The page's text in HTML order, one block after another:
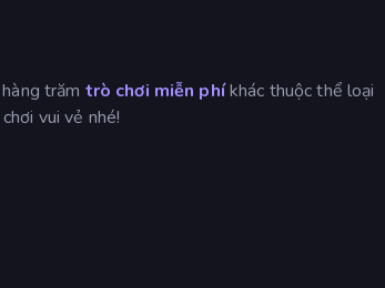
trăm trò chơi miễn phíkhác thuộc thể loại
vui vẻ nhé!